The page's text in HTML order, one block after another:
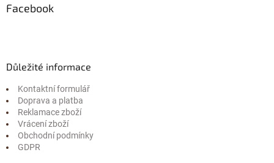
Facebook
Důležité informace
Kontaktní formulář
Doprava a platba
Reklamace zboží
Vrácení zboží
Obchodní podmínky
GDPR